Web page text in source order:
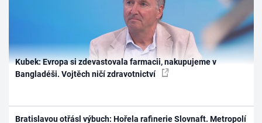
Kubek: Evropa si zdevastovala farmacii, nakupujeme v
Bangladéši. Vojtěch ničí zdravotnictví
Bratislavou otřásl výbuch: Hořela rafinerie Slovnaft. Metropolí